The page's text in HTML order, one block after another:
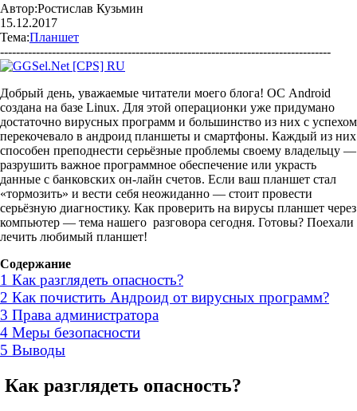
Автор:Ростислав Кузьмин
15.12.2017
Тема:Планшет
-----------------------------------------------------------------------------------
Добрый день, уважаемые читатели моего блога! ОС Аndroid
создана на базе Linux. Для этой операционки уже придумано
достаточно вирусных программ и большинство из них с успехом
перекочевало в андроид планшеты и смартфоны. Каждый из них
способен преподнести серьёзные проблемы своему владельцу —
разрушить важное программное обеспечение или украсть
данные с банковских он-лайн счетов. Если ваш планшет стал
«тормозить» и вести себя неожиданно — стоит провести
серьёзную диагностику. Как проверить на вирусы планшет через
компьютер — тема нашего разговора сегодня. Готовы? Поехали
лечить любимый планшет!
Содержание
1 Как разглядеть опасность?
2 Как почистить Андроид от вирусных программ?
3 Права администратора
4 Меры безопасности
5 Выводы
Как разглядеть опасность?